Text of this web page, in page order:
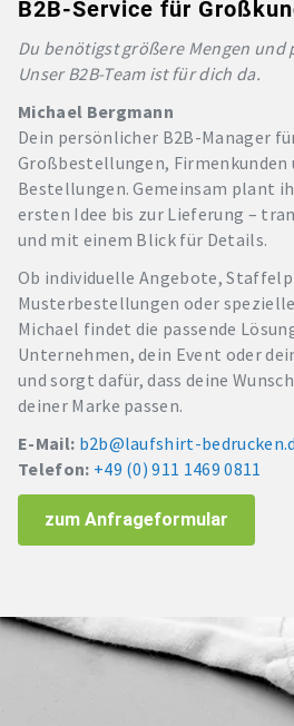
B2B-Service für
Du benötigst größere Mengen und
Unser B2B-Team ist für dich da.
Michael Bergmann
Dein persönlicher B2B-Manager
Großbestellungen, Firmenkunden
Bestellungen. Gemeinsam plant
ersten Idee bis zur Lieferung –
und mit einem Blick für Details.
Ob individuelle Angebote,
Musterbestellungen oder
Michael findet die passende
Unternehmen, dein Event oder
und sorgt dafür, dass deine
deiner Marke passen.
E-Mail: b2b@laufshirt-
Telefon: +49 (0) 911 1469 0811
zum Anfrageformular